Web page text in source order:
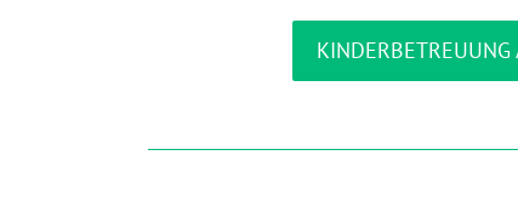
KINDERBETREUUNG